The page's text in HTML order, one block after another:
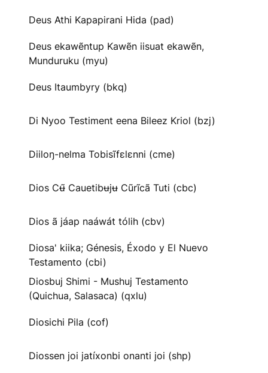
Deus Athi Kapapirani Hida (pad)
Deus ekawẽntup Kawẽn iisuat ekawẽn,
Munduruku (myu)
Deus Itaumbyry (bkq)
Di Nyoo Testiment eena Bileez Kriol (bzj)
Diiloŋ-nelma Tobisĩfɛlɛnni (cme)
Dios Cʉ̃ Cauetibʉjʉ Cũrĩcã Tuti (cbc)
Dios ã jáap naáwát tólih (cbv)
Diosa' kiika; Génesis, Éxodo y El Nuevo
Testamento (cbi)
Diosbuj Shimi - Mushuj Testamento
(Quichua, Salasaca) (qxlu)
Diosichi Pila (cof)
Diossen joi jatíxonbi onanti joi (shp)